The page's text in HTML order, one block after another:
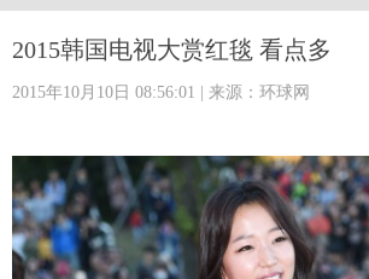
时尚 思客 地方
图片 视频 彩票
旅游 健康 信息化
2015韩国电视大赏红毯 看点多
2015年10月10日 08:56:01 | 来源：环球网